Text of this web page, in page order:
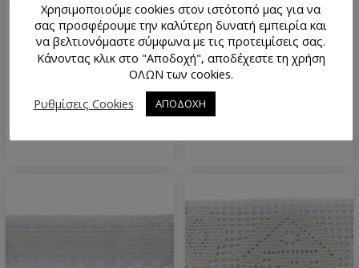
Δαντέλα Βαμβακερή Κόκκινη
4.80€
Δαντέλα Βαμβακερή Κίτρινη
4.50
Χρησιμοποιούμε cookies στον ιστότοπό μας για να
σας προσφέρουμε την καλύτερη δυνατή εμπειρία και
να βελτιονόμαστε σύμφωνα με τις προτειμίσεις σας.
Κάνοντας κλικ στο "Αποδοχή", αποδέχεστε τη χρήση
ΟΛΩΝ των cookies.
Ρυθμίσεις Cookies
ΑΠΟΔΟΧΗ